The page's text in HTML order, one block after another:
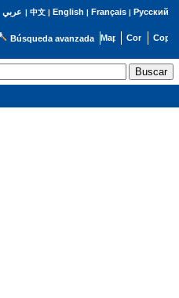
عربي | 中文| English | Français| Русский
Búsqueda avanzada